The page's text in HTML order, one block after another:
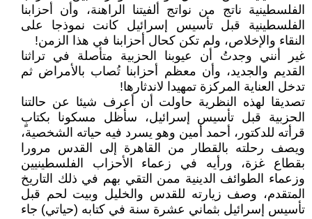
الفلسطينية ناتج من نواتج ألفيتنا الراهنة، وأن أحزابنا
الفلسطينية قبل تأسيس إسرائيل كانت نموذجا على
النقاء والإخلاص، ولم تكن كحال أحزابنا في هذا الزمن!
غير أنني وجدتُ أن عيوبنا الحزبية متأصلة في تراثنا
القديم والجديد، وأن معظم أحزابنا تُصاب بالأمراض ثم
تدخل العناية المركزة تمهيدا لاندثارها!
تصديقا لهذه النظرية حاولت أن أعرف شيئا عن حالتنا
الحزبية قبل تأسيس إسرائيل، سأظل مسكونا بكتابٍ
قرأته للدكتور، أحمد أمين وهو يسرد فيه حياته الشخصية،
ويصف رحلته بالقطار من القاهرة إلى القدس مرورا
بقطاع غزة، ورأيه في زعماء الأحزاب الفلسطينيين
وزعماء الطوائف الدينية ممن التقي بهم في ذلك التاريخ
المتقدم، وصف زيارته للقدس والخليل وبيت لحم قبل
تأسيس إسرائيل بثماني عشرة سنة في كتابه (حياتي) جاء